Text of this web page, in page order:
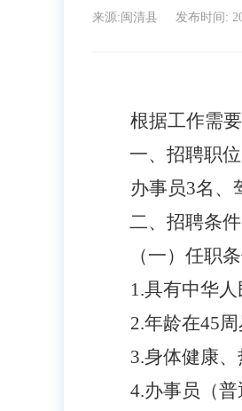
来源:闽清县 发布时间:
根据工作需
一、招聘职位
办事员3名、
二、招聘条件
（一）任职
1.具有中华
2.年龄在45
3.身体健康
4.办事员（